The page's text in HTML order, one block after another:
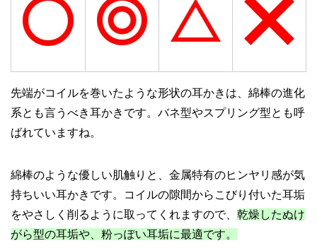
先端がコイルを巻いたような形状の耳かきは、綿棒の進化
系とも言うべき耳かきです。バネ型やスプリング型とも呼
ばれていますね。
綿棒のような優しい肌触りと、金属特有のヒンヤリ感が気
持ちいい耳かきです。コイルの隙間からこびり付いた耳垢
をやさしく削るように取ってくれますので、 乾燥したぬけ
がら型の耳垢や、粉っぽい耳垢に最適です。